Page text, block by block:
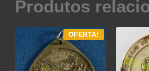
Produtos
OFERTA!